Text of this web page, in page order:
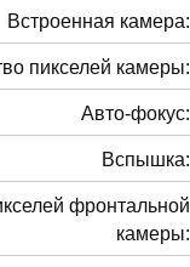
Встроенная камера:
пикселей камеры:
Авто-фокус:
Вспышка:
фронтальной
камеры: